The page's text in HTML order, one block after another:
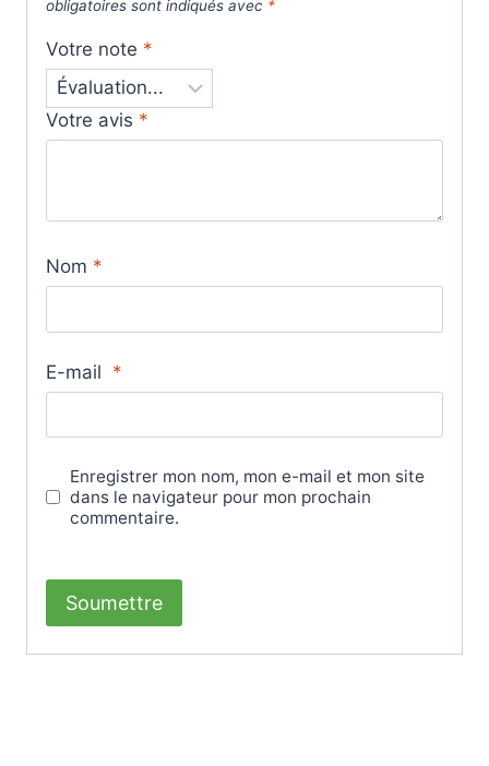
obligatoires sont indiqués avec *
Votre note *
Votre avis *
Nom *
E-mail *
Enregistrer mon nom, mon e-mail et mon site
dans le navigateur pour mon prochain
commentaire.